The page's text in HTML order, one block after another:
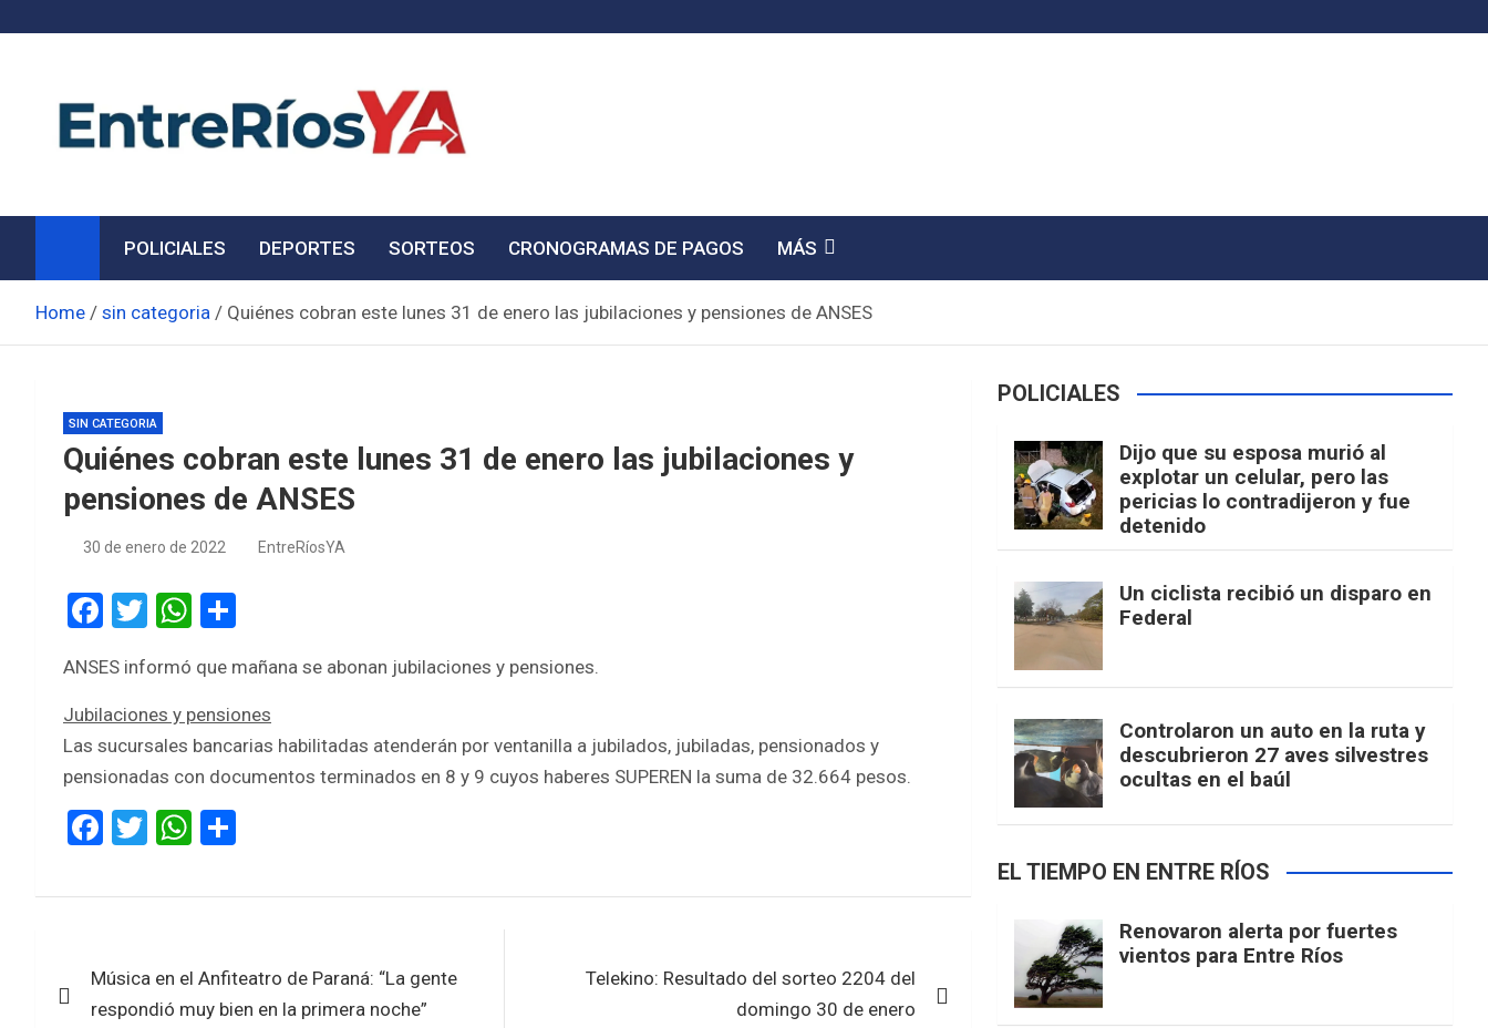
Noticias de Entre Ríos
POLICIALES DEPORTES SORTEOS CRONOGRAMAS DE PAGOS MÁS
Home sin categoria Quiénes cobran este lunes 31 de enero las jubilaciones y pensiones de ANSES
SIN CATEGORIA
Quiénes cobran este lunes 31 de enero las jubilaciones y
pensiones de ANSES
30 de enero de 2022 EntreRíosYA
F
ce
b
o
o
k
T
tt
er
W
at
s
A
p
p
ar
e
ANSES informó que mañana se abonan jubilaciones y pensiones.
Jubilaciones y pensiones
Las sucursales bancarias habilitadas atenderán por ventanilla a jubilados, jubiladas, pensionados y
pensionadas con documentos terminados en 8 y 9 cuyos haberes SUPEREN la suma de 32.664 pesos.
F
ce
o
o
T
tt
W
at
A
p
ar
de
Música en el Anfiteatro de Paraná: “La gente
respondió muy bien en la primera noche”
Telekino: Resultado del sorteo 2204 del
domingo 30 de enero
POLICIALES
Dijo que su esposa murió al
explotar un celular, pero las
pericias lo contradijeron y fue
detenido
Un ciclista recibió un disparo en
Federal
Controlaron un auto en la ruta y
descubrieron 27 aves silvestres
ocultas en el baúl
EL TIEMPO EN ENTRE RÍOS
Renovaron alerta por fuertes
vientos para Entre Ríos